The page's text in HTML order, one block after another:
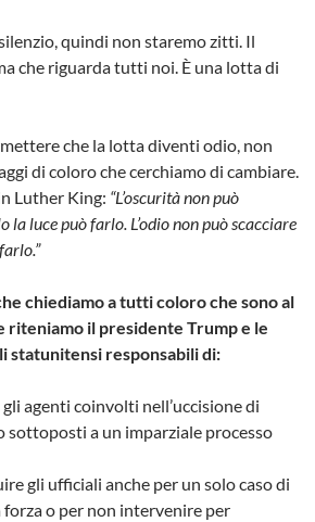
quindi non staremo zitti. Il
che riguarda tutti noi. È una lotta di
che la lotta diventi odio, non
di coloro che cerchiamo di cambiare.
Luther King: “L’oscurità non può
la luce può farlo. L’odio non può scacciare
chiediamo a tutti coloro che sono al
riteniamo il presidente Trump e le
statunitensi responsabili di:
agenti coinvolti nell’uccisione di
sottoposti a un imparziale processo
gli ufficiali anche per un solo caso di
forza o per non intervenire per